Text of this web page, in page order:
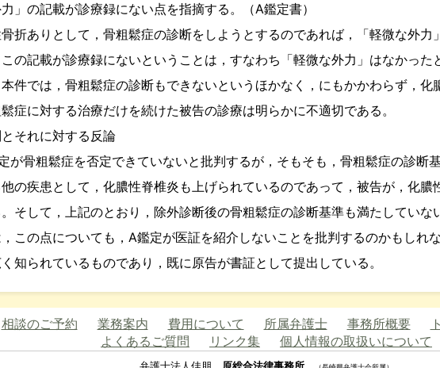
」の記載が診療録にない点を指摘する。（A鑑定書）
折ありとして，骨粗鬆症の診断をしようとするのであれば，「軽微な外力
の記載が診療録にないということは，すなわち「軽微な外力」はなかった
件では，骨粗鬆症の診断もできないというほかなく，にもかかわらず，化
症に対する治療だけを続けた被告の診療は明らかに不適切である。
それに対する反論
が骨粗鬆症を否定できていないと批判するが，そもそも，骨粗鬆症の診断
の疾患として，化膿性脊椎炎も上げられているのであって，被告が，化膿
そして，上記のとおり，除外診断後の骨粗鬆症の診断基準も満たしていな
この点についても，A鑑定が医証を紹介しないことを批判するのかもしれ
知られているものであり，既に原告が書証として提出している。
相談のご予約 業務案内 費用について 所属弁護士 事務所概要
よくあるご質問
リンク集 個人情報の取扱いについて